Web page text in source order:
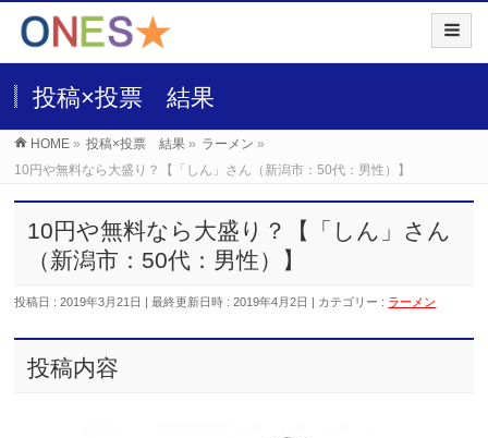
投稿×投票 結果
HOME » 投稿×投票 結果 » ラーメン »
10円や無料なら大盛り？【「しん」さん（新潟市：50代：男性）】
10円や無料なら大盛り？【「しん」さん
（新潟市：50代：男性）】
投稿日 : 2019年3月21日 最終更新日時 : 2019年4月2日 カテゴリー : ラーメン
投稿内容